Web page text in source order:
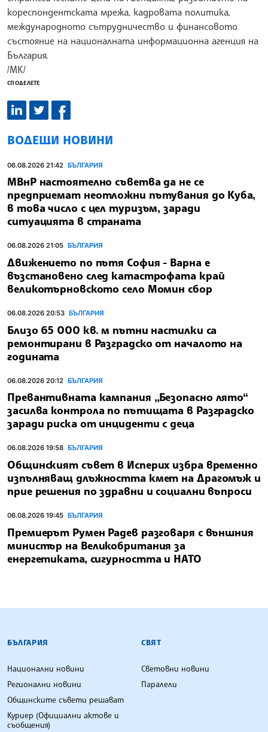
кореспондентската мрежа, кадровата политика,
международното сътрудничество и финансовото
състояние на националната информационна агенция на
България.
/МК/
СПОДЕЛЕТЕ
ВОДЕЩИ НОВИНИ
06.08.2026 21:42 БЪЛГАРИЯ
МВнР настоятелно съветва да не се
предприемат неотложни пътувания до Куба,
в това число с цел туризъм, заради
ситуацията в страната
06.08.2026 21:05 БЪЛГАРИЯ
Движението по пътя София - Варна е
възстановено след катастрофата край
великотърновското село Момин сбор
06.08.2026 20:53 БЪЛГАРИЯ
Близо 65 000 кв. м пътни настилки са
ремонтирани в Разградско от началото на
годината
06.08.2026 20:12 БЪЛГАРИЯ
Превантивната кампания „Безопасно лято“
засилва контрола по пътищата в Разградско
заради риска от инциденти с деца
06.08.2026 19:58 БЪЛГАРИЯ
Общинският съвет в Исперих избра временно
изпълняващ длъжността кмет на Драгомъж и
прие решения по здравни и социални въпроси
06.08.2026 19:45 БЪЛГАРИЯ
Премиерът Румен Радев разговаря с външния
министър на Великобритания за
енергетиката, сигурността и НАТО
БЪЛГАРСКА ТЕЛЕГРАФНА АГЕНЦИЯ
БЪЛГАРИЯ
Национални новини
Регионални новини
Общинските съвети решават
Куриер (Официални актове и
съобщения)
СВЯТ
Световни новини
Паралели